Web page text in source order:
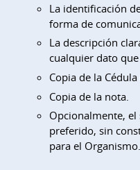
La identificación
forma de
La descripción
cualquier dato
Copia de la
Copia de la nota.
Opcionalmente,
preferido, sin
para el Organismo.